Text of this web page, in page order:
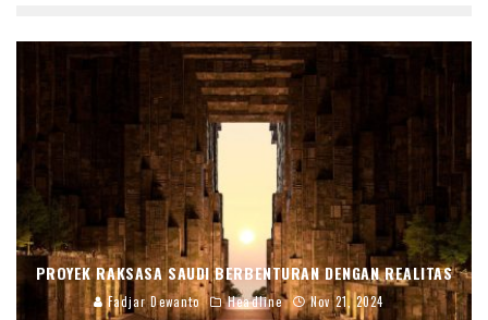
PROYEK RAKSASA SAUDI BERBENTURAN DENGAN REALITAS
Fadjar Dewanto Headline Nov 21, 2024